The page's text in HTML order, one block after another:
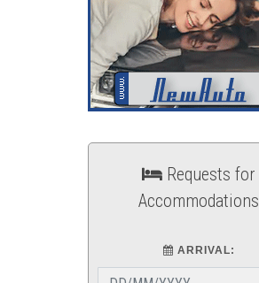
Requests for
Accommodations
ARRIVAL: